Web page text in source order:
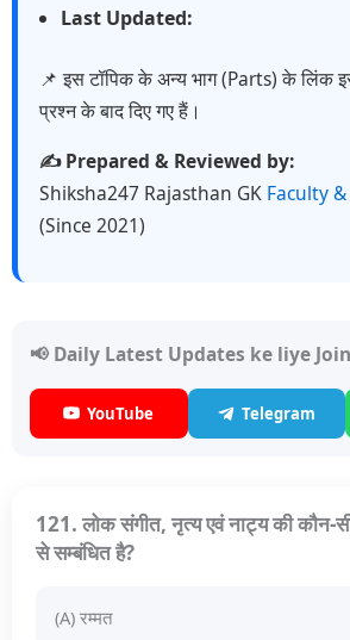
Last Updated:
📌 इस टॉपिक के अन्य भाग (Parts) के लिंक
प्रश्न के बाद दिए गए हैं।
✍️ Prepared & Reviewed by:
Shiksha247 Rajasthan GK Faculty
(Since 2021)
📢 Daily Latest Updates ke liye
YouTube Telegram
121. लोक संगीत, नृत्य एवं नाट्य की कौन-सी
से सम्बंधित है?
(A) रम्मत